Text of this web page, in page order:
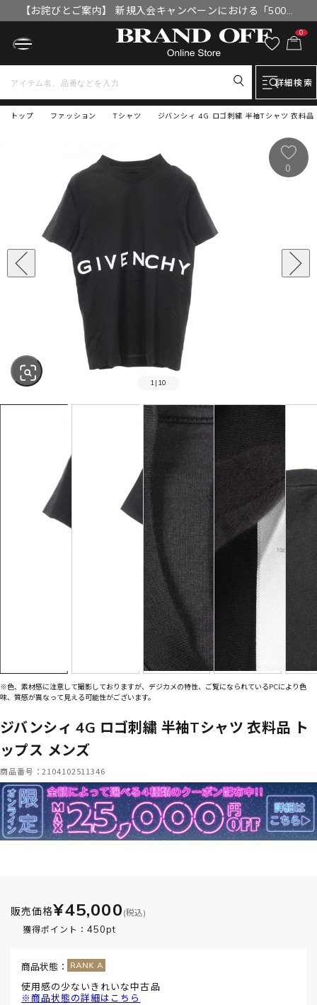
【お詫びとご案内】 新規入会キャンペーンにおける「500円
OFFクーポン」付与漏れと補填について
0
詳細検索
トップ ジバンシィ 4G ロゴ刺繍 半袖Tシャツ 衣料品
ファッション Tシャツ
1 | 10
0
※色、素材感に注意して撮影しておりますが、デジカメの特性、ご覧になられているPCにより色
味、質感が異なって見える可能性がございます。
ジバンシィ 4G ロゴ刺繍 半袖Tシャツ 衣料品 ト
ップス メンズ
商品番号：2104102511346
販売価格¥45,000 (税込)
獲得ポイント： 450pt
商品状態：
使用感の少ないきれいな中古品
※商品状態の詳細はこちら